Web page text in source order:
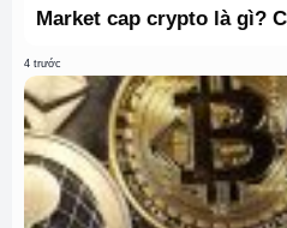
Market cap crypto là gì?
4 trước